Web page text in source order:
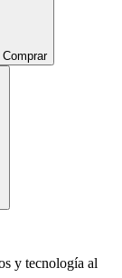
Comprar
y tecnología al